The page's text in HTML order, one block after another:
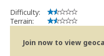
Difficulty:
Terrain:
Join now to view